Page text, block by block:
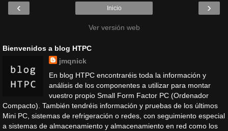
‹ ›
Inicio
Ver versión web
Bienvenidos a blog HTPC
jmqnick
En blog HTPC encontraréis toda la información y
análisis de los componentes a utilizar para montar
vuestro propio Small Form Factor PC (Ordenador
Compacto). También tendréis información y pruebas de los últimos
Mini PC, sistemas de refrigeración o redes, con seguimiento especial
a sistemas de almacenamiento y almacenamiento en red como los